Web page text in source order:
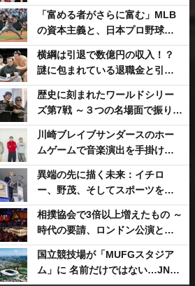
「ファイティング」ルールにつ
いて
「富める者がさらに富む」MLB
の資本主義と、日本プロ野球が
踏み出せない一歩
横綱は引退で数億円の収入！？
謎に包まれている退職金と引退
相撲興行
歴史に刻まれたワールドシリー
ズ第7戦 ～３つの名場面で振り返
る～
川崎ブレイブサンダースのホー
ムゲームで音楽演出を手掛ける
スチャダラパーが川崎新！アリ
ーナシティ・プロジェクトを語
る 「楽しみでしかないでしょ。
川崎は、ずっと成長曲線だか
ら」
異端の先に描く未来：イチロ
ー、野茂、そしてスポーツを支
える科学界の挑戦
相撲協会で3倍以上増えたもの ～
時代の要請、ロンドン公演と古
式大相撲
国立競技場が「MUFGスタジア
ム」に 名前だけではない…JNSE